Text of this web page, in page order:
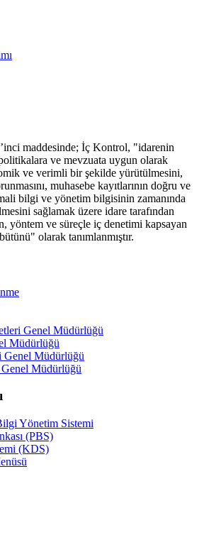
maddesinde; İç Kontrol, "idarenin
ve mevzuata uygun olarak
ve verimli bir şekilde yürütülmesini,
muhasebe kayıtlarının doğru ve
bilgi ve yönetim bilgisinin zamanında
sağlamak üzere idare tarafından
yöntem ve süreçle iç denetimi kapsayan
olarak tanımlanmıştır.
Genel Müdürlüğü
Müdürlüğü
Genel Müdürlüğü
Müdürlüğü
Yönetim Sistemi
(PBS)
(KDS)